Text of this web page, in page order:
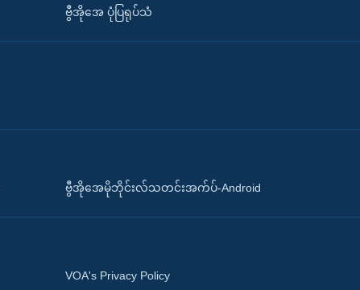
ဗွီအိုအေ ပုံပြရုပ်သံ
ဗွီအိုအေမိုဘိုင်းလ်သတင်းအက်ပ်-Android
VOA's Privacy Policy